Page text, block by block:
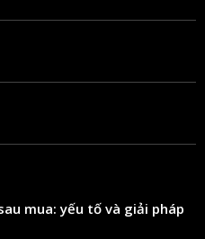
mua: yếu tố và giải pháp